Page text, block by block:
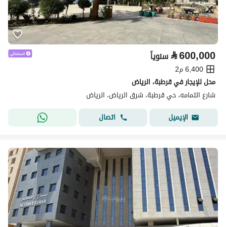
⃁600,000 سنوياً
6,400 م2
محل للإيجار في قرطبة، الرياض
شارع الثمامه، حي قرطبة، شرق الرياض، الرياض
الإيميل
اتصال